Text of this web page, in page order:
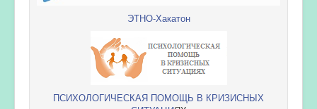
ЭТНО-Хакатон
ПСИХОЛОГИЧЕСКАЯ ПОМОЩЬ В КРИЗИСНЫХ